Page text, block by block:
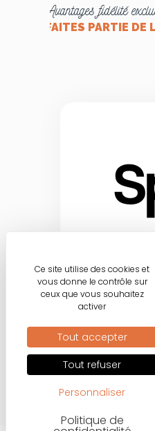
Avantages fidélité
FAITES PARTIE DE
Ce site utilise des cookies et
vous donne le contrôle sur
ceux que vous souhaitez
activer
Tout accepter
Tout refuser
Personnaliser
Politique de